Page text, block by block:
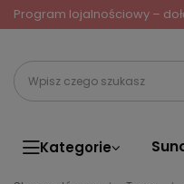
Program lojalnościowy –
Kategorie